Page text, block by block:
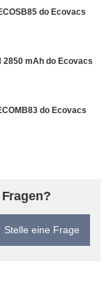
do Ecovacs
2850 mAh do Ecovacs
do Ecovacs
Stelle eine Frage